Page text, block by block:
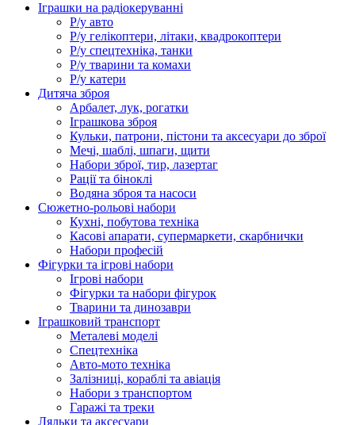
Іграшки на радіокеруванні
Р/у авто
Р/у гелікоптери, літаки, квадрокоптери
Р/у спецтехніка, танки
Р/у тварини та комахи
Р/у катери
Дитяча зброя
Арбалет, лук, рогатки
Іграшкова зброя
Кульки, патрони, пістони та аксесуари до зброї
Мечі, шаблі, шпаги, щити
Набори зброї, тир, лазертаг
Рації та біноклі
Водяна зброя та насоси
Сюжетно-рольові набори
Кухні, побутова техніка
Касові апарати, супермаркети, скарбнички
Набори професій
Фігурки та ігрові набори
Ігрові набори
Фігурки та набори фігурок
Тварини та динозаври
Іграшковий транспорт
Металеві моделі
Спецтехніка
Авто-мото техніка
Залізниці, кораблі та авіація
Набори з транспортом
Гаражі та треки
Ляльки та аксесуари